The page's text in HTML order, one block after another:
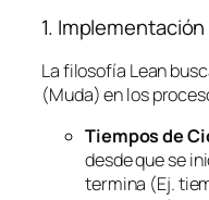
1.
La filosofía Lean
(Muda) en los
Tiempos de
desde que se
termina (Ej.